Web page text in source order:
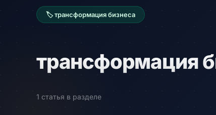
🏷 трансформация бизнеса
трансформация
1 статья в разделе